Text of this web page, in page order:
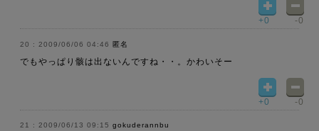
+0 -0
2009/06/06 04:46 匿名
でもやっぱり骸は出ないんですね・・。かわいそー
+0 -0
2009/06/13 09:15 gokuderannbu